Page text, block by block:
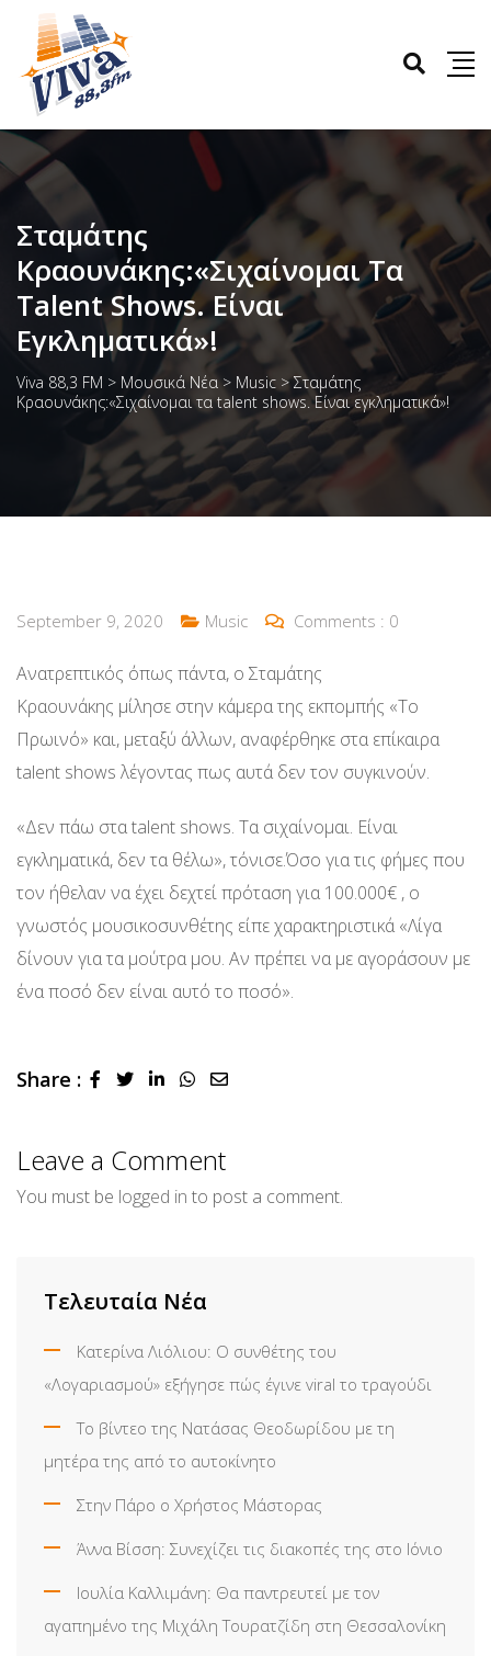
Σταμάτης
Κραουνάκης:«Σιχαίνομαι Τα
Talent Shows. Είναι
Εγκληματικά»!
Viva 88,3 FM > Μουσικά Νέα> Music >Σταμάτης
Κραουνάκης:«Σιχαίνομαι τα talent shows. Είναι εγκληματικά»!
September 9, 2020 Music Comments : 0
Ανατρεπτικός όπως πάντα, ο Σταμάτης
Κραουνάκης μίλησε στην κάμερα της εκπομπής «Το
Πρωινό» και, μεταξύ άλλων, αναφέρθηκε στα επίκαιρα
talent shows λέγοντας πως αυτά δεν τον συγκινούν.
«Δεν πάω στα talent shows. Τα σιχαίνομαι. Είναι
εγκληματικά, δεν τα θέλω», τόνισε.Όσο για τις φήμες που
τον ήθελαν να έχει δεχτεί πρόταση για 100.000€ , ο
γνωστός μουσικοσυνθέτης είπε χαρακτηριστικά «Λίγα
δίνουν για τα μούτρα μου. Αν πρέπει να με αγοράσουν με
ένα ποσό δεν είναι αυτό το ποσό».
Share : LinkedInWhatsapp
Share
Leave a Comment
You must be logged in to post a comment.
Τελευταία Νέα
Κατερίνα Λιόλιου: Ο συνθέτης του
«Λογαριασμού» εξήγησε πώς έγινε viral το τραγούδι
Το βίντεο της Νατάσας Θεοδωρίδου με τη
μητέρα της από το αυτοκίνητο
Στην Πάρο ο Χρήστος Μάστορας
Άννα Βίσση: Συνεχίζει τις διακοπές της στο Ιόνιο
Ιουλία Καλλιμάνη: Θα παντρευτεί με τον
αγαπημένο της Μιχάλη Τουρατζίδη στη Θεσσαλονίκη